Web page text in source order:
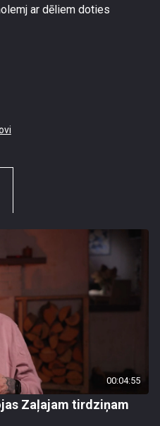
ar dēliem doties
00:04:55
Zaļajam tirdziņam